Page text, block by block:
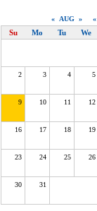
« AUG » «
Su Mo Tu We
2 3 4 5
9 10 11 12
16 17 18 19
23 24 25 26
30 31